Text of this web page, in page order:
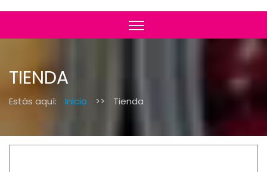
TIENDA
Estás aquí: Inicio >> Tienda